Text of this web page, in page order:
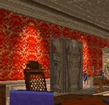
- Geheimtüren
- Überfall im Schlafzimmer
- Florentines Tagebuch